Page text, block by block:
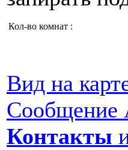
Кол-во комнат :
Вид на
Сообщение
Контакты